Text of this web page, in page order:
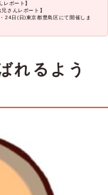
ポート】
さんレポート】
24日(日)東京都豊島区にて開催しま
れるよう